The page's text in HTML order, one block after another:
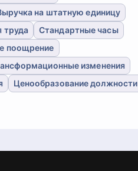
на штатную единицу
труда
Стандартные часы
поощрение
изменения
Ценообразование должности